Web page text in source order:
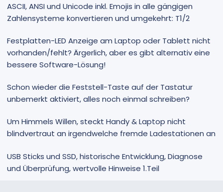
ASCII, ANSI und Unicode inkl. Emojis in alle gängigen
Zahlensysteme konvertieren und umgekehrt: T1/2
Festplatten-LED Anzeige am Laptop oder Tablett nicht
vorhanden/fehlt? Ärgerlich, aber es gibt alternativ eine
bessere Software-Lösung!
Schon wieder die Feststell-Taste auf der Tastatur
unbemerkt aktiviert, alles noch einmal schreiben?
Um Himmels Willen, steckt Handy & Laptop nicht
blindvertraut an irgendwelche fremde Ladestationen an
USB Sticks und SSD, historische Entwicklung, Diagnose
und Überprüfung, wertvolle Hinweise 1.Teil